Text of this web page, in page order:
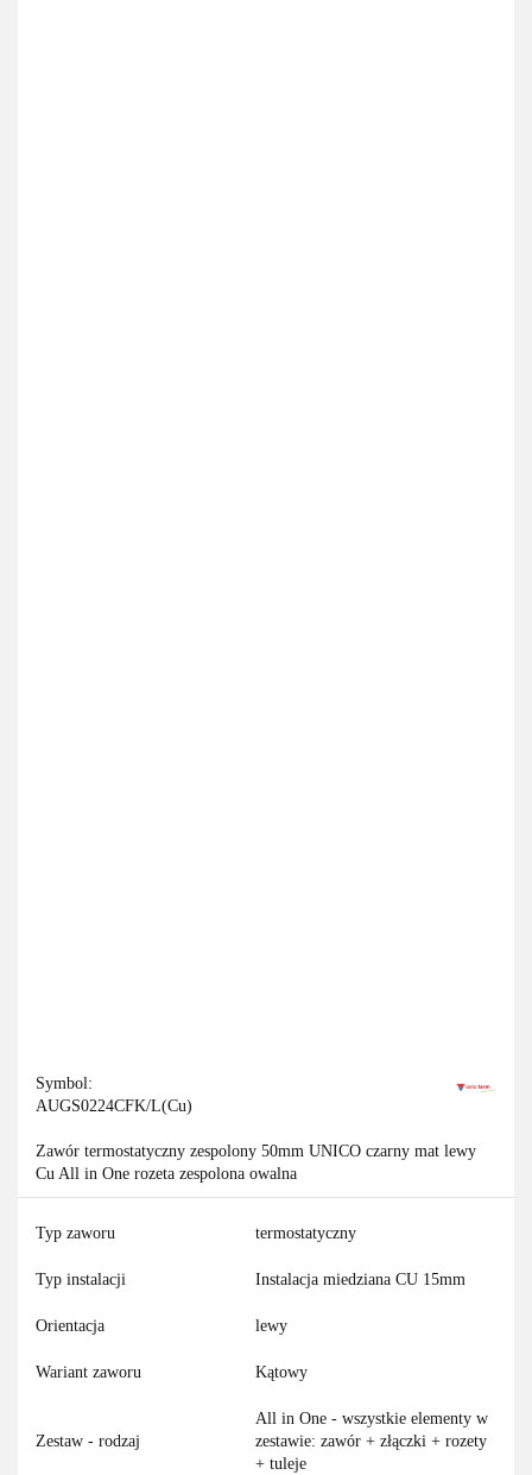
Symbol:
AUGS0224CFK/L(Cu)
Zawór termostatyczny zespolony 50mm UNICO czarny mat lewy
Cu All in One rozeta zespolona owalna
Typ zaworu termostatyczny
Typ instalacji Instalacja miedziana CU 15mm
Orientacja lewy
Wariant zaworu Kątowy
Zestaw - rodzaj
All in One - wszystkie elementy w
zestawie: zawór + złączki + rozety
+ tuleje